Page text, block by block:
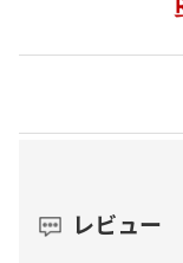
レビュー